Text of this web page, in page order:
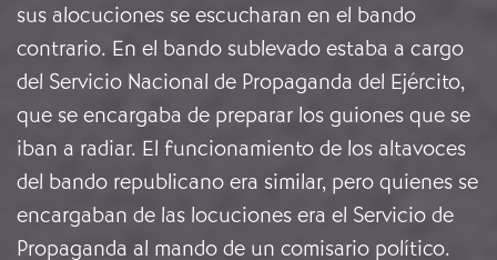
sus alocuciones se escucharan en el bando
contrario. En el bando sublevado estaba a cargo
del Servicio Nacional de Propaganda del Ejército,
que se encargaba de preparar los guiones que se
iban a radiar. El funcionamiento de los altavoces
del bando republicano era similar, pero quienes se
encargaban de las locuciones era el Servicio de
Propaganda al mando de un comisario político.